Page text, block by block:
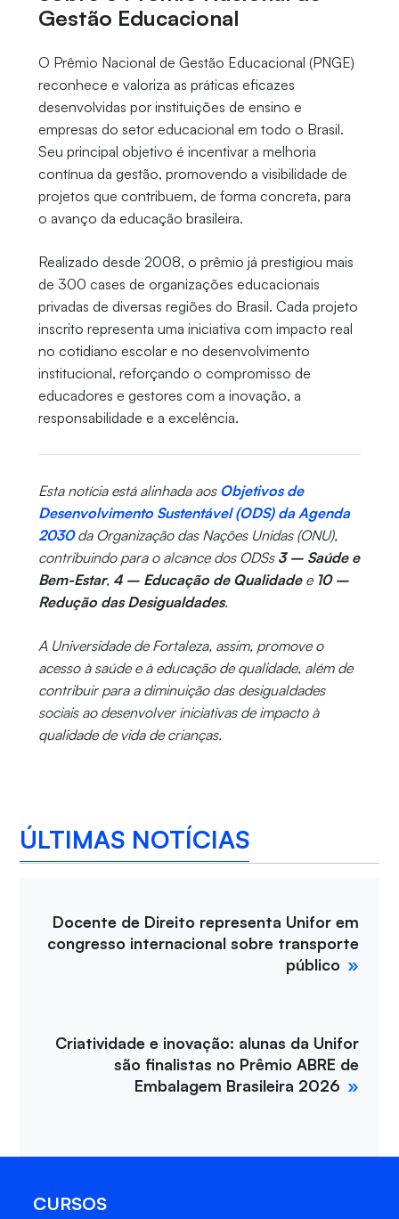
Gestão Educacional
O Prêmio Nacional de Gestão Educacional (PNGE)
reconhece e valoriza as práticas eficazes
desenvolvidas por instituições de ensino e
empresas do setor educacional em todo o Brasil.
Seu principal objetivo é incentivar a melhoria
contínua da gestão, promovendo a visibilidade de
projetos que contribuem, de forma concreta, para
o avanço da educação brasileira.
Realizado desde 2008, o prêmio já prestigiou mais
de 300 cases de organizações educacionais
privadas de diversas regiões do Brasil. Cada projeto
inscrito representa uma iniciativa com impacto real
no cotidiano escolar e no desenvolvimento
institucional, reforçando o compromisso de
educadores e gestores com a inovação, a
responsabilidade e a excelência.
Esta notícia está alinhada aos Objetivos de
Desenvolvimento Sustentável (ODS) da Agenda
2030da Organização das Nações Unidas (ONU),
contribuindo para o alcance dos ODSs 3 – Saúde e
Bem-Estar, 4 – Educação de Qualidadee 10 –
Redução das Desigualdades.
A Universidade de Fortaleza, assim, promove o
acesso à saúde e à educação de qualidade, além de
contribuir para a diminuição das desigualdades
sociais ao desenvolver iniciativas de impacto à
qualidade de vida de crianças.
ÚLTIMAS NOTÍCIAS
Docente de Direito representa Unifor em
congresso internacional sobre transporte
público
Criatividade e inovação: alunas da Unifor
são finalistas no Prêmio ABRE de
Embalagem Brasileira 2026
CURSOS